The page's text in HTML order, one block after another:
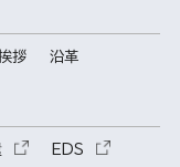
拶 沿革
EDS